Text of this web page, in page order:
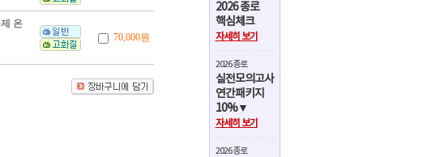
온
70,000원
2026 종로
핵심체크
자세히 보기
2026 종로
실전모의고사
연간패키지
10%▼
자세히 보기
2026 종로